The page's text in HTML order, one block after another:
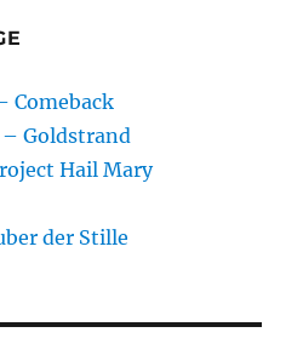
Comeback
Goldstrand
Hail Mary
der Stille